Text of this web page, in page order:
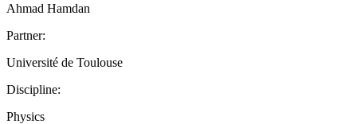
Ahmad Hamdan
Partner:
Université de Toulouse
Discipline:
Physics